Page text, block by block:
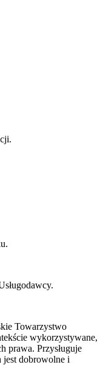
Towarzystwo
wykorzystywane,
prawa. Przysługuje
jest dobrowolne i